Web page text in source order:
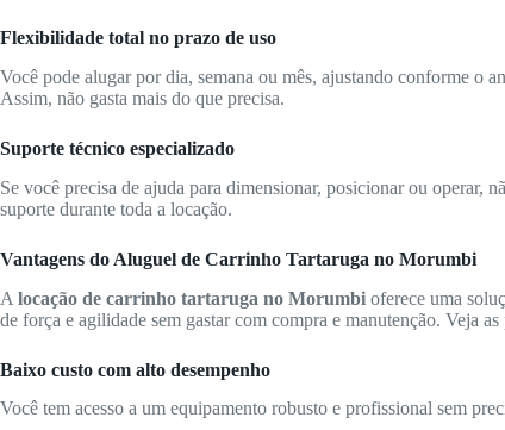
Flexibilidade total no prazo de uso
Você pode alugar por dia, semana ou mês, ajustando conforme o
Assim, não gasta mais do que precisa.
Suporte técnico especializado
Se você precisa de ajuda para dimensionar, posicionar ou operar,
suporte durante toda a locação.
Vantagens do Aluguel de Carrinho Tartaruga no Morumbi
A locação de carrinho tartaruga no Morumbi oferece uma
de força e agilidade sem gastar com compra e manutenção. Veja
Baixo custo com alto desempenho
Você tem acesso a um equipamento robusto e profissional sem